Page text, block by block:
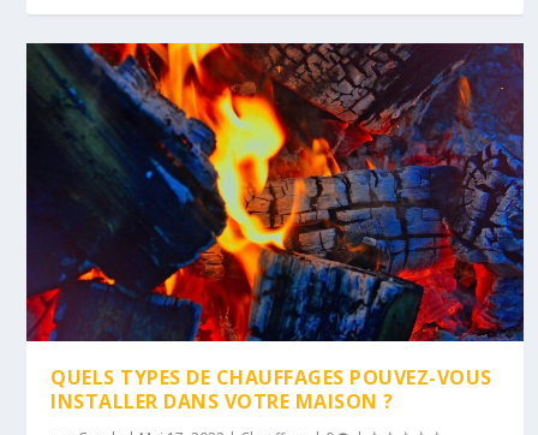
QUELS TYPES DE CHAUFFAGES POUVEZ-VOUS
INSTALLER DANS VOTRE MAISON ?